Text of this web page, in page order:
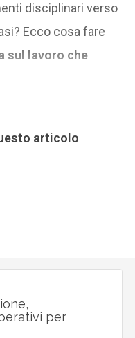
disciplinari verso
Ecco cosa fare
sul lavoro che
articolo
per